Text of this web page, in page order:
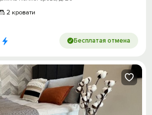
2 кровати
Бесплатая отмена